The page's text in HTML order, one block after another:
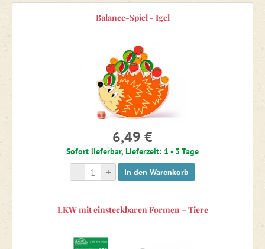
Puzzles, Mosaike, Steckpuzzles
Baukästen und Konstruktionsspielzeug
Zimmerdekoration und kleine Geschenke
Waldorf Spielzeug und Hilfsmittel
Balance-Spiel - Igel
6,49 €
Sofort lieferbar, Lieferzeit: 1 - 3 Tage
+
- In den Warenkorb
LKW mit einsteckbaren Formen – Tiere